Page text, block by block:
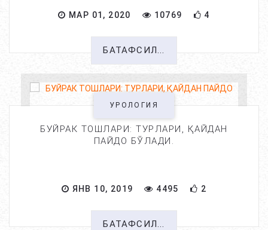
МАР 01, 2020 10769 4
БАТАФСИЛ...
УРОЛОГИЯ
БУЙРАК ТОШЛАРИ: ТУРЛАРИ, ҚАЙДАН
ПАЙДО БЎЛАДИ.
ЯНВ 10, 2019 4495 2
БАТАФСИЛ...